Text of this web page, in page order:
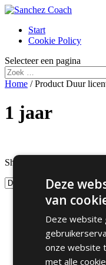
Start
Cookie Policy
Selecteer een pagina
Home / Product Duur
1 jaar
Prijs filter
Tekst zoekopdracht
Productcategorieën
Software
Showing the single result
Microsoft
Family
Deze
van
Deze website
onze website
met alle